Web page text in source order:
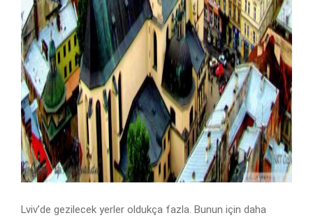
Lviv’de gezilecek yerler oldukça fazla. Bunun için daha